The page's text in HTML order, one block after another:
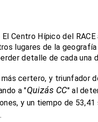
Centro Hípico del
lugares de la geografía
detalle de cada una
certero, y triunfador
a "Quizás CC" al
y un tiempo de 53,41